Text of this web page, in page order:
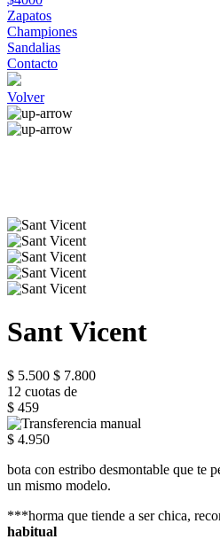
Zapatos
Championes
Sandalias
Contacto
Volver
Sant Vicent
$ 5.500 $ 7.800
12 cuotas de
$ 459
$ 4.950
bota con estribo desmontable que te
un mismo modelo.
***horma que tiende a ser chica,
habitual